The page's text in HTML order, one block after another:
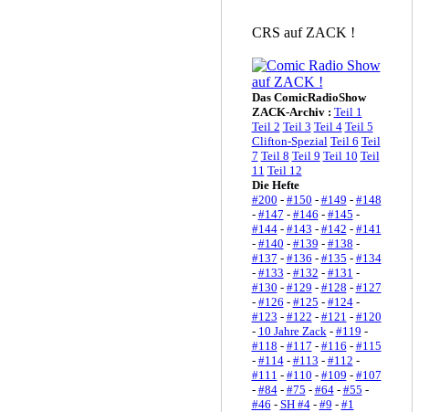
CRS auf ZACK !
Das ComicRadioShow
ZACK-Archiv : Teil 1
Teil 2 Teil 3 Teil 4 Teil 5
Clifton-Spezial Teil 6 Teil
7 Teil 8 Teil 9 Teil 10 Teil
11 Teil 12
Die Hefte
#200 - #150 - #149 - #148
- #147 - #146 - #145 -
#144- #143 - #142 - #141
- #140 - #139 - #138 -
#137 - #136 - #135 - #134
- #133 - #132 - #131 -
#130 - #129 - #128 - #127
- #126 - #125 - #124-
#123 - #122 - #121 - #120
- 10 Jahre Zack- #119 -
#118 - #117 - #116 - #115
- #114- #113 - #112 -
#111 - #110 - #109 - #107
- #84- #75 - #64- #55 -
#46 - SH #4- #9 - #1